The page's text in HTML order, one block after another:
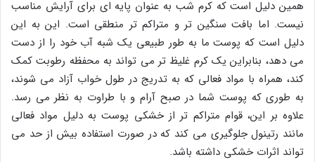
همین دلیل است که کرم شب به عنوان پایه ای برای آرایش مناسب
نیست. اما بافت سنگین تر و متراکم تر منطقی است. این به این
دلیل است که پوست ما به طور طبیعی یک شبه آب خود را از دست
می دهد، بنابراین یک کرم غلیظ تر می تواند به محفظه رطوبت کمک
کند، همراه با مواد فعالی که به تدریج در طول خواب آزاد می شوند،
به طوری که پوست شما در صبح آرام و با طراوت به نظر می رسد.
علاوه بر این، قوام متراکم تر از خشکی پوست به دلیل مواد فعالی
مانند رتینول جلوگیری می کند که در صورت استفاده بیش از حد می
تواند اثرات خشکی داشته باشد.